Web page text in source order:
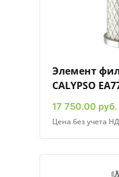
Элемент
CALYPSO
17 750.00 руб.
Цена без учета